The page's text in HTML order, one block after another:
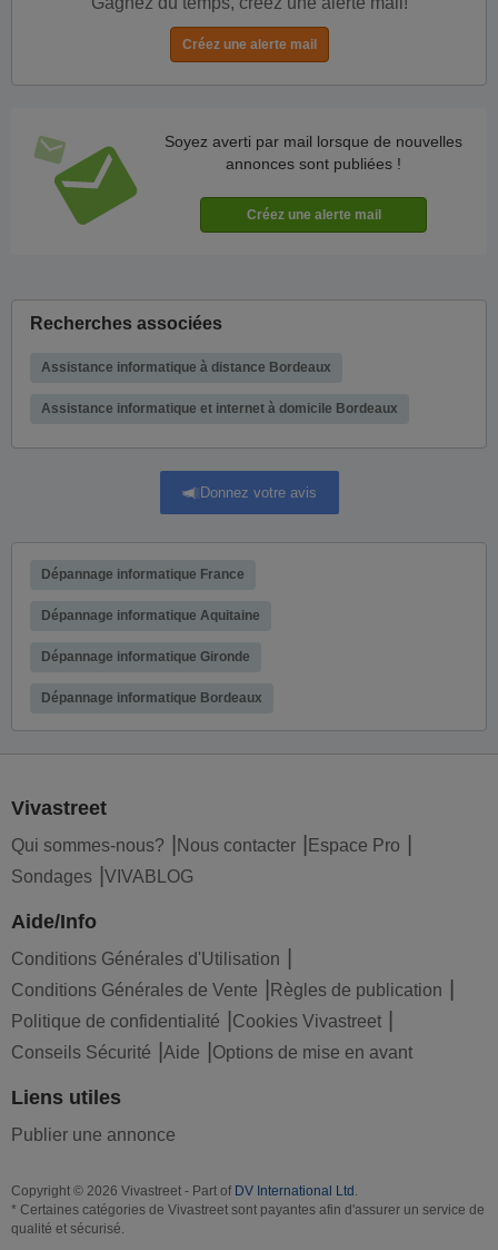
Soyez averti par mail lorsque de nouvelles
annonces sont publiées !
Recherches associées
Assistance informatique à distance Bordeaux
Assistance informatique et internet à domicile Bordeaux
Donnez votre avis
Dépannage informatique France
Dépannage informatique Aquitaine
Dépannage informatique Gironde
Dépannage informatique Bordeaux
Vivastreet
Qui sommes-nous? Nous contacter
Espace Pro
Sondages
VIVABLOG
Aide/Info
Conditions Générales d'Utilisation
Conditions Générales de Vente
Règles de publication
Politique de confidentialité
Cookies Vivastreet
Conseils Sécurité
Aide Options de mise en avant
Liens utiles
Publier une annonce
Copyright © 2026 Vivastreet - Part of DV International Ltd .
* Certaines catégories de Vivastreet sont payantes afin d'assurer un service de
qualité et sécurisé.